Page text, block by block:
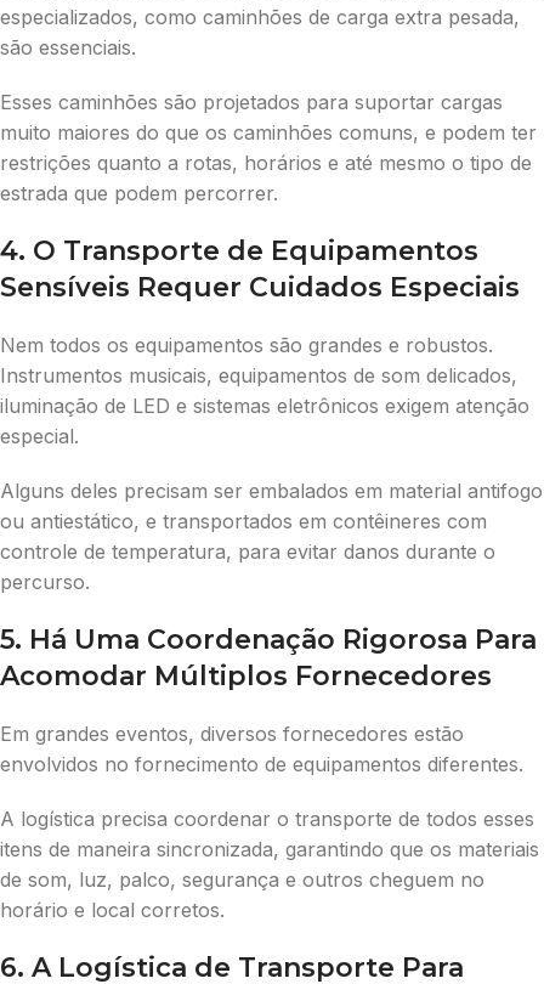
especializados, como caminhões de carga extra pesada,
são essenciais.
Esses caminhões são projetados para suportar cargas
muito maiores do que os caminhões comuns, e podem ter
restrições quanto a rotas, horários e até mesmo o tipo de
estrada que podem percorrer.
4. O Transporte de Equipamentos
Sensíveis Requer Cuidados Especiais
Nem todos os equipamentos são grandes e robustos.
Instrumentos musicais, equipamentos de som delicados,
iluminação de LED e sistemas eletrônicos exigem atenção
especial.
Alguns deles precisam ser embalados em material antifogo
ou antiestático, e transportados em contêineres com
controle de temperatura, para evitar danos durante o
percurso.
5. Há Uma Coordenação Rigorosa Para
Acomodar Múltiplos Fornecedores
Em grandes eventos, diversos fornecedores estão
envolvidos no fornecimento de equipamentos diferentes.
A logística precisa coordenar o transporte de todos esses
itens de maneira sincronizada, garantindo que os materiais
de som, luz, palco, segurança e outros cheguem no
horário e local corretos.
6. A Logística de Transporte Para